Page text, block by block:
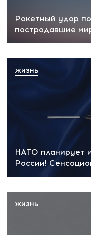
Ракетный удар
пострадавшие
НАТО планирует
России!
ЖИЗНЬ
ЖИЗНЬ